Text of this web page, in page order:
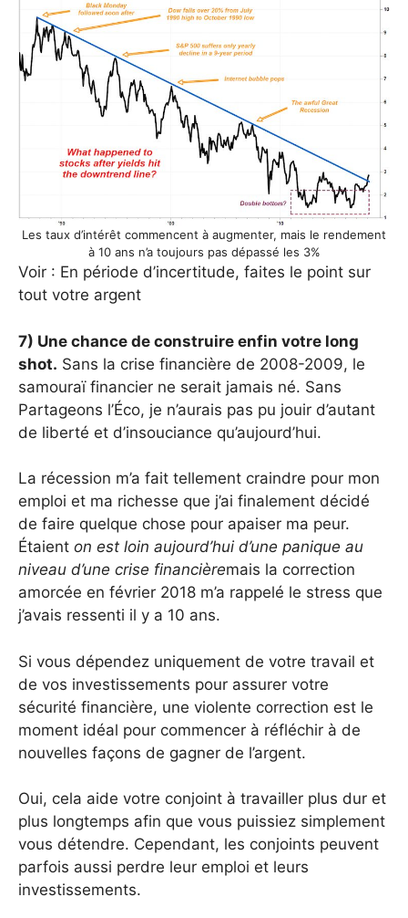
Les taux d’intérêt commencent à augmenter, mais le rendement
à 10 ans n’a toujours pas dépassé les 3%
Voir : En période d’incertitude, faites le point sur
tout votre argent
7) Une chance de construire enfin votre long
shot. Sans la crise financière de 2008-2009, le
samouraï financier ne serait jamais né. Sans
Partageons l’Éco, je n’aurais pas pu jouir d’autant
de liberté et d’insouciance qu’aujourd’hui.
La récession m’a fait tellement craindre pour mon
emploi et ma richesse que j’ai finalement décidé
de faire quelque chose pour apaiser ma peur.
Étaient on est loin aujourd’hui d’une panique au
niveau d’une crise financièremais la correction
amorcée en février 2018 m’a rappelé le stress que
j’avais ressenti il ​​y a 10 ans.
Si vous dépendez uniquement de votre travail et
de vos investissements pour assurer votre
sécurité financière, une violente correction est le
moment idéal pour commencer à réfléchir à de
nouvelles façons de gagner de l’argent.
Oui, cela aide votre conjoint à travailler plus dur et
plus longtemps afin que vous puissiez simplement
vous détendre. Cependant, les conjoints peuvent
parfois aussi perdre leur emploi et leurs
investissements.